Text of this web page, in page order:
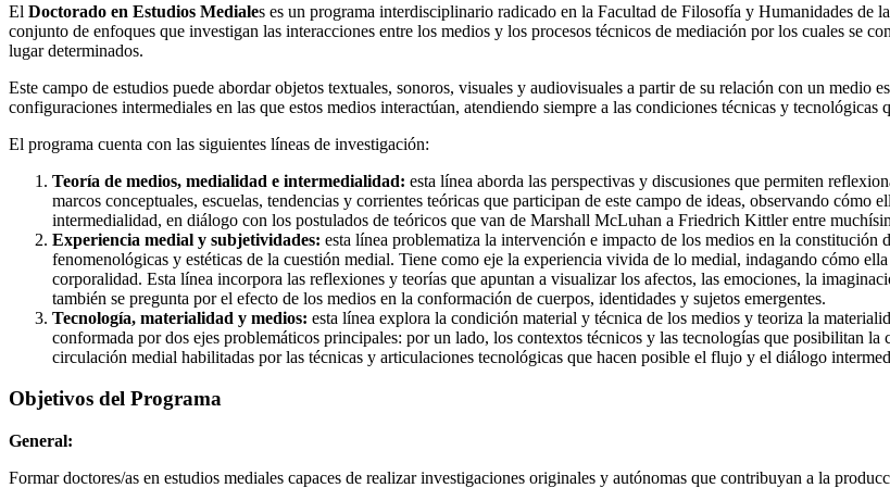
El Doctorado en Estudios Mediales es un programa interdisciplinario radicado en la Facultad de Filosofía y Humanidades
conjunto de enfoques que investigan las interacciones entre los medios y los procesos técnicos de mediación por los cuales se
lugar determinados.
Este campo de estudios puede abordar objetos textuales, sonoros, visuales y audiovisuales a partir de su relación con un
configuraciones intermediales en las que estos medios interactúan, atendiendo siempre a las condiciones técnicas y
El programa cuenta con las siguientes líneas de investigación:
Teoría de medios, medialidad e intermedialidad: esta línea aborda las perspectivas y discusiones que permiten
marcos conceptuales, escuelas, tendencias y corrientes teóricas que participan de este campo de ideas, observando
intermedialidad, en diálogo con los postulados de teóricos que van de Marshall McLuhan a Friedrich Kittler entre
Experiencia medial y subjetividades: esta línea problematiza la intervención e impacto de los medios en la constitución
fenomenológicas y estéticas de la cuestión medial. Tiene como eje la experiencia vivida de lo medial, indagando cómo
corporalidad. Esta línea incorpora las reflexiones y teorías que apuntan a visualizar los afectos, las emociones, la
también se pregunta por el efecto de los medios en la conformación de cuerpos, identidades y sujetos emergentes.
Tecnología, materialidad y medios: esta línea explora la condición material y técnica de los medios y teoriza la
conformada por dos ejes problemáticos principales: por un lado, los contextos técnicos y las tecnologías que posibilitan
circulación medial habilitadas por las técnicas y articulaciones tecnológicas que hacen posible el flujo y el diálogo
Objetivos del Programa
General:
Formar doctores/as en estudios mediales capaces de realizar investigaciones originales y autónomas que contribuyan a la